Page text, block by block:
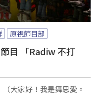
原視節目部
目 「Radiw 不打
大家好！我是舞思愛。